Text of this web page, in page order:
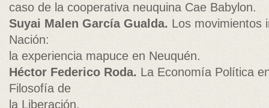
caso de la cooperativa neuquina Cae Babylon.
Suyai Malen García Gualda.Los movimientos
Nación:
la experiencia mapuce en Neuquén.
Héctor Federico Roda. La Economía Política
Filosofía de
la Liberación.